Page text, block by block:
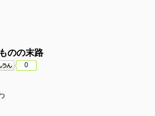
のの末路
0